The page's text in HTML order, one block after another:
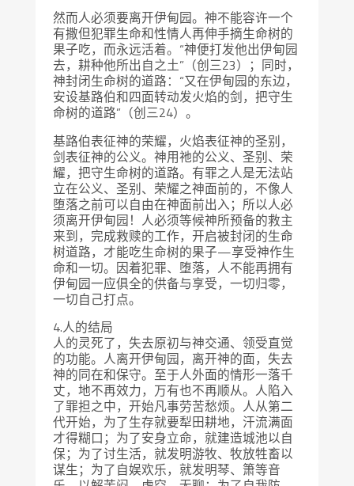
然而人必须要离开伊甸园。神不能容许一个
有撒但犯罪生命和性情人再伸手摘生命树的
果子吃，而永远活着。“神便打发他出伊甸园
去，耕种他所出自之土”（创三23）；同时，
神封闭生命树的道路：“又在伊甸园的东边，
安设基路伯和四面转动发火焰的剑，把守生
命树的道路”（创三24）。
基路伯表征神的荣耀，火焰表征神的圣别，
剑表征神的公义。神用祂的公义、圣别、荣
耀，把守生命树的道路。有罪之人是无法站
立在公义、圣别、荣耀之神面前的，不像人
堕落之前可以自由在神面前出入；所以人必
须离开伊甸园！人必须等候神所预备的救主
来到，完成救赎的工作，开启被封闭的生命
树道路，才能吃生命树的果子—享受神作生
命和一切。因着犯罪、堕落，人不能再拥有
伊甸园一应俱全的供备与享受，一切归零，
一切自己打点。
4.人的结局
人的灵死了，失去原初与神交通、领受直觉
的功能。人离开伊甸园，离开神的面，失去
神的同在和保守。至于人外面的情形一落千
丈，地不再效力，万有也不再顺从。人陷入
了罪担之中，开始凡事劳苦愁烦。人从第二
代开始，为了生存就要犁田耕地，汗流满面
才得糊口；为了安身立命，就建造城池以自
保；为了讨生活，就发明游牧、牧放牲畜以
谋生；为了自娱欢乐，就发明琴、箫等音